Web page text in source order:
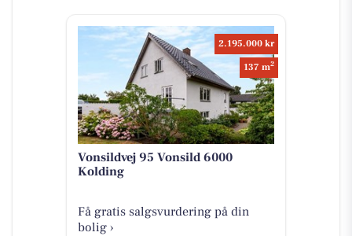
2.195.000 kr
137 m2
Vonsildvej 95 Vonsild 6000
Kolding
Få gratis salgsvurdering på din
bolig ›